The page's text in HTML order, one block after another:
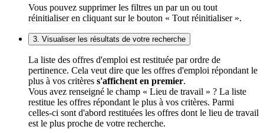
Vous pouvez supprimer les filtres un par un ou tout
réinitialiser en cliquant sur le bouton « Tout réinitialiser ».
3. Visualiser les résultats de votre recherche
La liste des offres d'emploi est restituée par ordre de
pertinence. Cela veut dire que les offres d'emploi répondant le
plus à vos critères s'affichent en premier.
Vous avez renseigné le champ « Lieu de travail » ? La liste
restitue les offres répondant le plus à vos critères. Parmi
celles-ci sont d'abord restituées les offres dont le lieu de travail
est le plus proche de votre recherche.